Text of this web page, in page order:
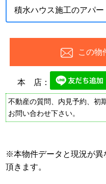
積水ハウス施工のアパー
この物
本 店：
不動産の質問、内見予約、初
お問い合わせ下さい。
※本物件データと現況が異
頂きます。